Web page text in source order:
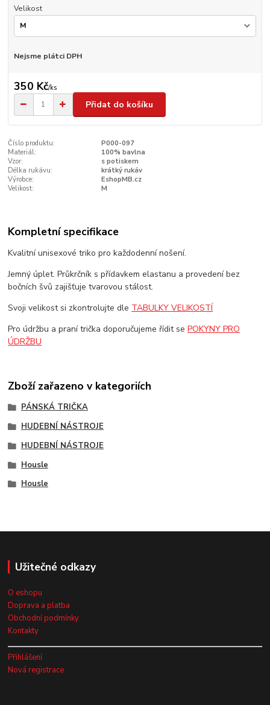
Velikost
Nejsme plátci DPH
350 Kč/ks
Přidat do košíku
Číslo produktu:
P000-097
Materiál:
100% bavlna
Vzor:
s potiskem
Délka rukávu:
krátký rukáv
Výrobce:
EshopMB.cz
Velikost:
M
Kompletní specifikace
Kvalitní unisexové triko pro každodenní nošení.
Jemný úplet. Průkrčník s přídavkem elastanu a provedení bez
bočních švů zajišťuje tvarovou stálost.
Svoji velikost si zkontrolujte dle TABULKY VELIKOSTÍ
Pro údržbu a praní trička doporučujeme řídit sePOKYNY PRO
ÚDRŽBU
Zboží zařazeno v kategoriích
PÁNSKÁ TRIČKA
HUDEBNÍ NÁSTROJE
HUDEBNÍ NÁSTROJE
Housle
Housle
Užitečné odkazy
O eshopu
Doprava a platba
Obchodní podmínky
Kontakty
Přihlášení
Nová registrace